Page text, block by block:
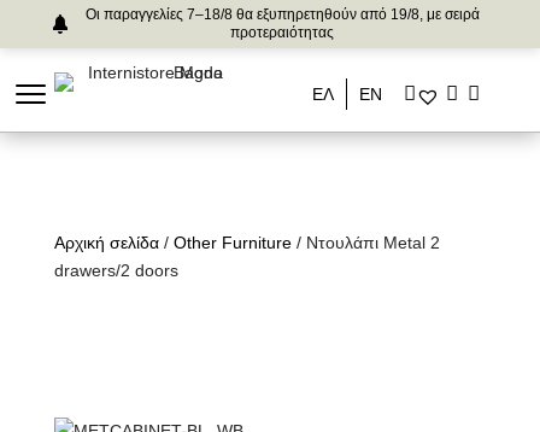
Οι παραγγελίες 7–18/8 θα εξυπηρετηθούν από 19/8, με σειρά
προτεραιότητας
ΕΛ ΕΝ
Αρχική σελίδα/ Other Furniture/ Ντουλάπι Metal 2
drawers/2 doors